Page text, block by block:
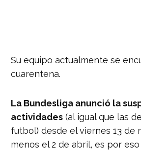
Su equipo actualmente se
cuarentena.
La Bundesliga anunció la
actividades (al igual que las
futbol) desde el viernes 13 de
menos el 2 de abril, es por